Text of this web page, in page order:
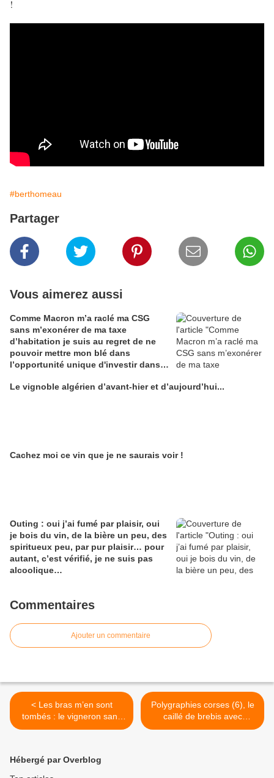
!
#berthomeau
Partager
Vous aimerez aussi
Comme Macron m’a raclé ma CSG
sans m’exonérer de ma taxe
d’habitation je suis au regret de ne
pouvoir mettre mon blé dans
l’opportunité unique d'investir dans
Alain Edouard
Le vignoble algérien d’avant-hier et d’aujourd’hui...
Cachez moi ce vin que je ne saurais voir !
Outing : oui j’ai fumé par plaisir, oui
je bois du vin, de la bière un peu, des
spiritueux peu, par pur plaisir… pour
autant, c’est vérifié, je ne suis pas
alcoolique…
Commentaires
Ajouter un commentaire
< Les bras m’en sont
tombés : le vigneron sans
nez et les 2 métiers dont
Polygraphies corses (6), le
caillé de brebis avec
vermisseaux 1 délice pour
Hébergé par Overblog